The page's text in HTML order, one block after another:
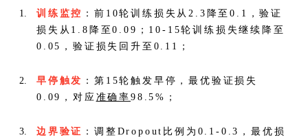
训练监控 ：前10轮训练损失从2.3降至0.1，验证
损失从1.8降至0.09；10-15轮训练损失继续降至
0.05，验证损失回升至0.11；
早停触发 ：第15轮触发早停，最优验证损失
0.09，对应 准确率98.5%；
边界验证 ：调整Dropout比例为0.1-0.3，最优损